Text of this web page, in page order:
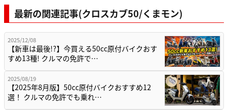
最新の関連記事(クロスカブ50/くまモン)
2025/12/08
【新車は最後!?】今買える50cc原付バイクおす
すめ13種! クルマの免許で…
2025/08/19
【2025年8月版】50cc原付バイクおすすめ12
選！ クルマの免許でも乗れ…